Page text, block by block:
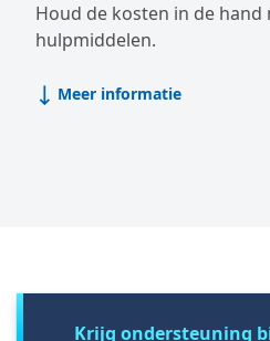
Houd de kosten in de hand
hulpmiddelen.
Meer informatie
Krijg ondersteuning